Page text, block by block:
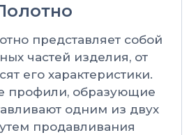
представляет собой
частей изделия, от
его характеристики.
профили, образующие
одним из двух
продавливания